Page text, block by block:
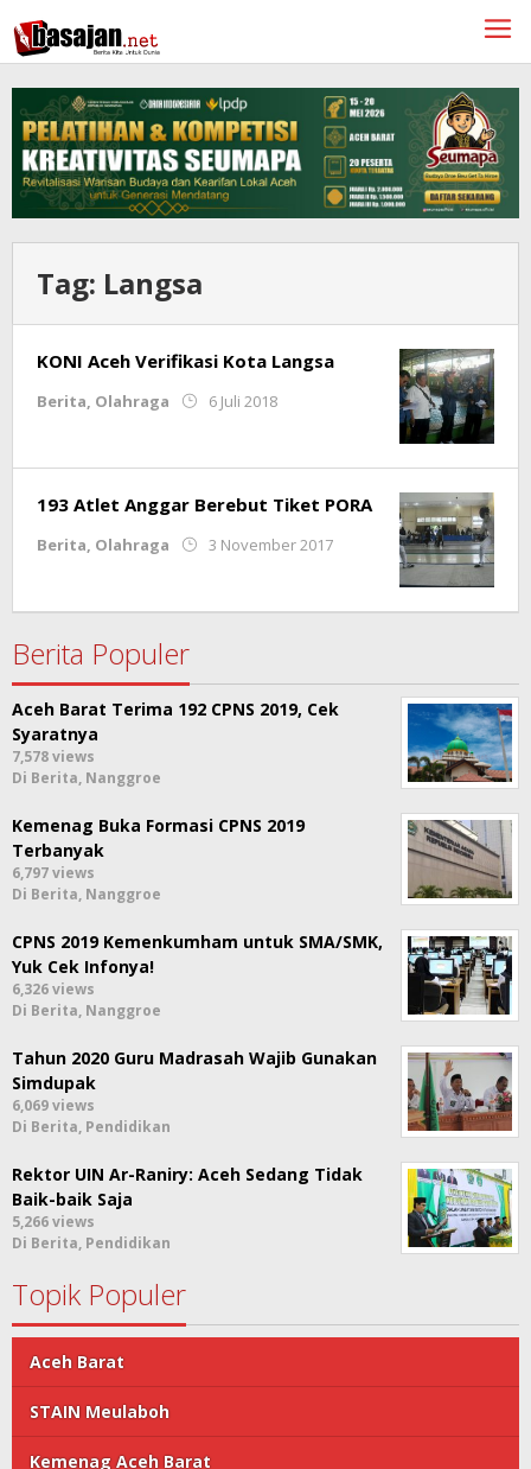
ke
konten
Tag: Langsa
KONI Aceh Verifikasi Kota Langsa
Berita, Olahraga 6 Juli 2018
193 Atlet Anggar Berebut Tiket PORA
Berita, Olahraga 3 November 2017
Redaksi
Berita Populer
Aceh Barat Terima 192 CPNS 2019, Cek
Syaratnya
7,578 views
Di Berita, Nanggroe
Kemenag Buka Formasi CPNS 2019
Terbanyak
6,797 views
Di Berita, Nanggroe
CPNS 2019 Kemenkumham untuk SMA/SMK,
Yuk Cek Infonya!
6,326 views
Di Berita, Nanggroe
Tahun 2020 Guru Madrasah Wajib Gunakan
Simdupak
6,069 views
Di Berita, Pendidikan
Rektor UIN Ar-Raniry: Aceh Sedang Tidak
Baik-baik Saja
5,266 views
Di Berita, Pendidikan
Topik Populer
Aceh Barat
STAIN Meulaboh
Kemenag Aceh Barat